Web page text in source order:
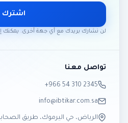
اشترك
لن نشارك بريدك مع أي جهة أخرى. يمكنك
تواصل معنا
‎+966 54 310 2345
info@ibtikar.com.sa
الرياض، حي اليرموك، طريق